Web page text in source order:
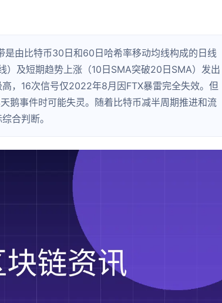
由比特币30日和60日哈希率移动均线构成的日线
及短期趋势上涨（10日SMA突破20日SMA）发出
，16次信号仅2022年8月因FTX暴雷完全失效。但
鹅事件时可能失灵。随着比特币减半周期推进和流
合判断。